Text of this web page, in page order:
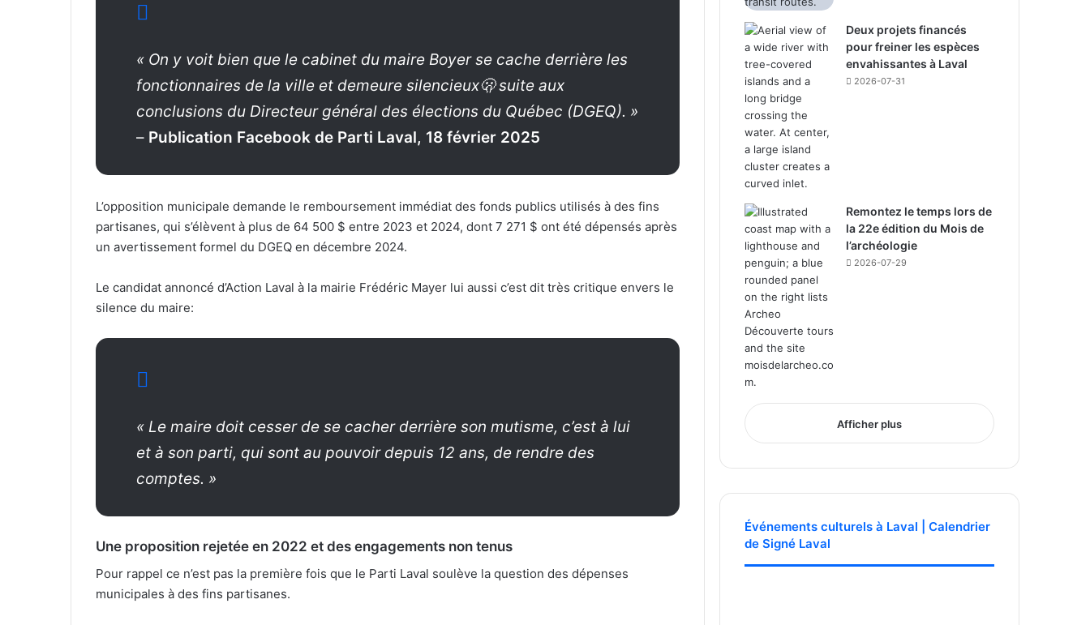
« On y voit bien que le cabinet du maire Boyer se cache derrière les
fonctionnaires de la ville et demeure silencieux🫢 suite aux
conclusions du Directeur général des élections du Québec (DGEQ). »
– Publication Facebook de Parti Laval, 18 février 2025
L’opposition municipale demande le remboursement immédiat des fonds publics utilisés à des fins
partisanes, qui s’élèvent à plus de 64 500 $ entre 2023 et 2024, dont 7 271 $ ont été dépensés après
un avertissement formel du DGEQ en décembre 2024.
Le candidat annoncé d’Action Laval à la mairie Frédéric Mayer lui aussi c’est dit très critique envers le
silence du maire:
« Le maire doit cesser de se cacher derrière son mutisme, c’est à lui
et à son parti, qui sont au pouvoir depuis 12 ans, de rendre des
comptes. »
Une proposition rejetée en 2022 et des engagements non tenus
Pour rappel ce n’est pas la première fois que le Parti Laval soulève la question des dépenses
municipales à des fins partisanes.
Deux projets financés
pour freiner les espèces
envahissantes à Laval
2026-07-31
Remontez le temps lors de
la 22e édition du Mois de
l’archéologie
2026-07-29
Afficher plus
Événements culturels à Laval | Calendrier
de Signé Laval